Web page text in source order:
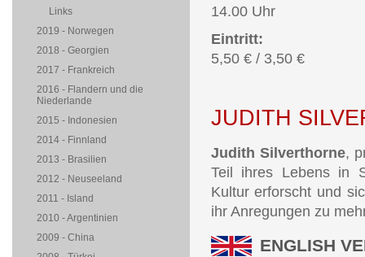
14.00 Uhr
Eintritt:
5,50 € / 3,50 €
JUDITH
Judith Silverthorne,
Teil ihres Lebens in
Kultur erforscht und
ihr Anregungen zu
ENGLISH
Links
2019 - Norwegen
2018 - Georgien
2017 - Frankreich
2016 - Flandern und die
Niederlande
2015 - Indonesien
2014 - Finnland
2013 - Brasilien
2012 - Neuseeland
2011 - Island
2010 - Argentinien
2009 - China